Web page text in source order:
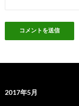
2017年5月